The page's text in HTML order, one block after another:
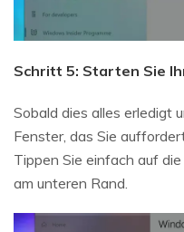
Schritt 5: Starten Sie
Sobald dies alles erledigt
Fenster, das Sie
Tippen Sie einfach auf
am unteren Rand.